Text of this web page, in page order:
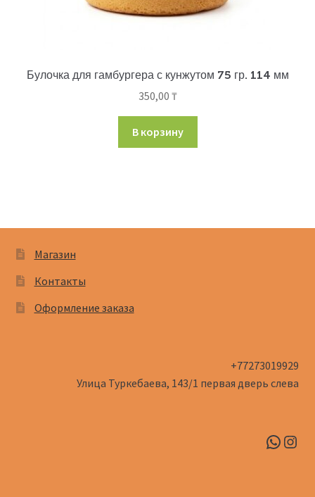
Булочка для гамбургера с кунжутом 75 гр. 114 мм
350,00 ₸
В корзину
Магазин
Контакты
Оформление заказа
+77273019929
Улица Туркебаева, 143/1​ первая дверь слева